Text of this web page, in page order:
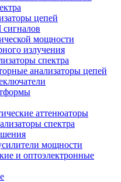
цепей
мощности
излучения
спектра
анализаторы цепей
аттенюаторы
спектра
мощности
и оптоэлектронные